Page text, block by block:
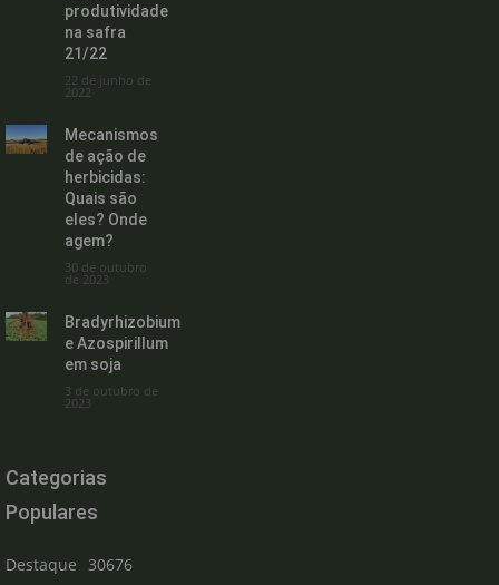
produtividade
na safra
21/22
22 de junho de
2022
Mecanismos
de ação de
herbicidas:
Quais são
eles? Onde
agem?
30 de outubro
de 2023
Bradyrhizobium
e Azospirillum
em soja
3 de outubro de
2023
Categorias
Populares
Destaque
30676